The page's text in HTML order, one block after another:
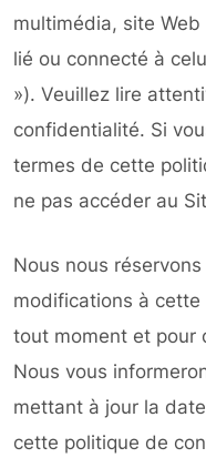
multimédia, site
lié ou connecté à
»). Veuillez lire
confidentialité. Si
termes de cette
ne pas accéder au
Nous nous
modifications à
tout moment et pour
Nous vous
mettant à jour la
cette politique de